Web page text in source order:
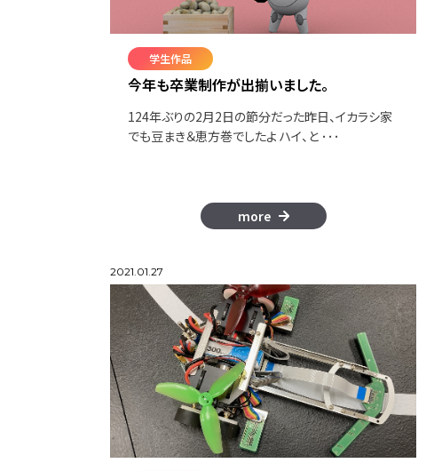
学生作品
今年も卒業制作が出揃いました。
124年ぶりの2月2日の節分だった昨日、イカラシ家
でも豆まき＆恵方巻でしたよ ハイ、と ･･･
more
2021.01.27